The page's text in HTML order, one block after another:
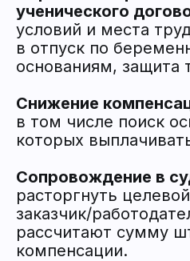
ученического
условий и места
в отпуск по
основаниям, защита
Снижение
в том числе поиск
которых
Сопровождение в
расторгнуть
заказчик/
рассчитают сумму
компенсации.